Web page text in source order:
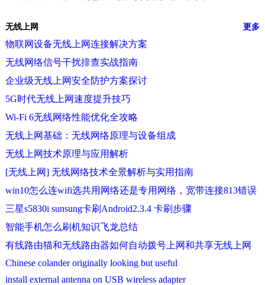
无线上网 更多
物联网设备无线上网连接解决方案
无线网络信号干扰排查实战指南
企业级无线上网安全防护方案探讨
5G时代无线上网速度提升技巧
Wi-Fi 6无线网络性能优化全攻略
无线上网基础：无线网络原理与设备组成
无线上网技术原理与应用解析
[无线上网] 无线网络技术全景解析与实用指南
win10怎么连wifi选共用网络还是专用网络，宽带连接813错误
三星s5830i sunsung卡刷Android2.3.4 卡刷步骤
智能手机怎么刷机知识飞龙总结
有线路由猫和无线路由器如何自动拨号上网和共享无线上网
Chinese colander originally looking but useful
install external antenna on USB wireless adapter